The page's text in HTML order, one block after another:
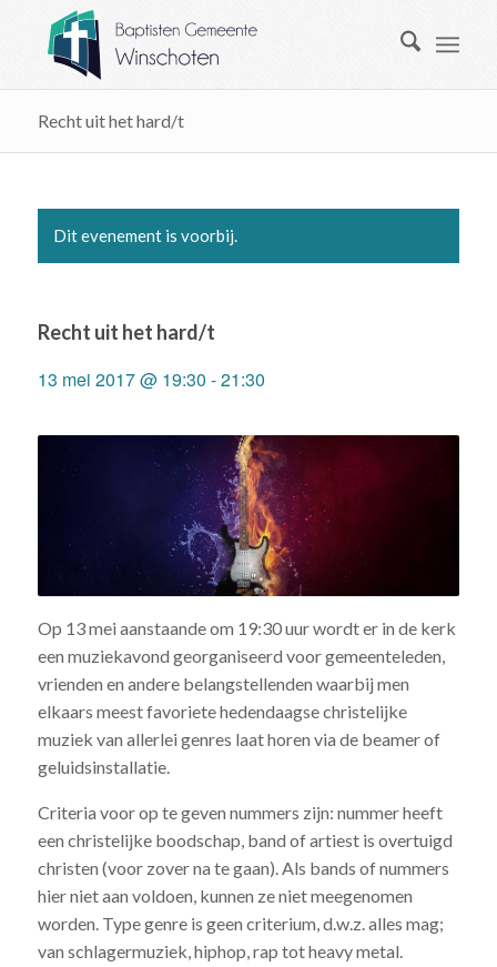
Recht uit het hard/t
Dit evenement is voorbij.
Recht uit het hard/t
13 mei 2017 @ 19:30 -21:30
Op 13 mei aanstaande om 19:30 uur wordt er in de kerk
een muziekavond georganiseerd voor gemeenteleden,
vrienden en andere belangstellenden waarbij men
elkaars meest favoriete hedendaagse christelijke
muziek van allerlei genres laat horen via de beamer of
geluidsinstallatie.
Criteria voor op te geven nummers zijn: nummer heeft
een christelijke boodschap, band of artiest is overtuigd
christen (voor zover na te gaan). Als bands of nummers
hier niet aan voldoen, kunnen ze niet meegenomen
worden. Type genre is geen criterium, d.w.z. alles mag;
van schlagermuziek, hiphop, rap tot heavy metal.